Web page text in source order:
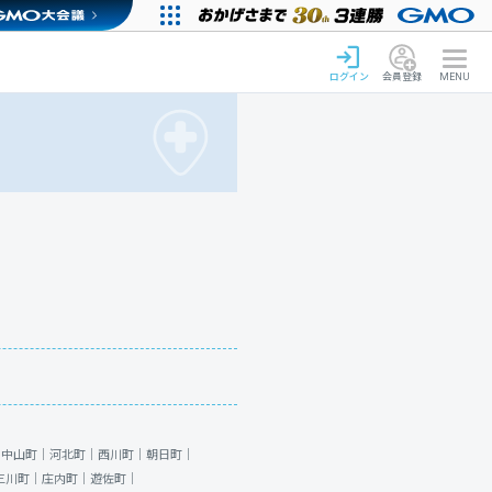
ログイン 会員登録 MENU
中山町｜ 河北町｜ 西川町｜ 朝日町｜
川町｜ 庄内町｜ 遊佐町｜